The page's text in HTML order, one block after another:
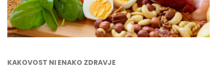
KAKOVOST NI ENAKO ZDRAVJE